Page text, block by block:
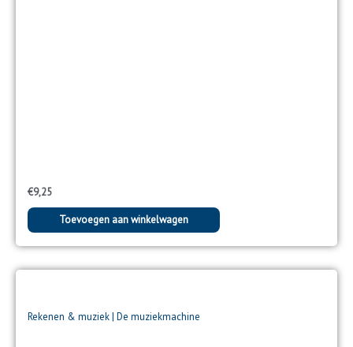
€9,25
Toevoegen aan winkelwagen
Rekenen & muziek | De muziekmachine